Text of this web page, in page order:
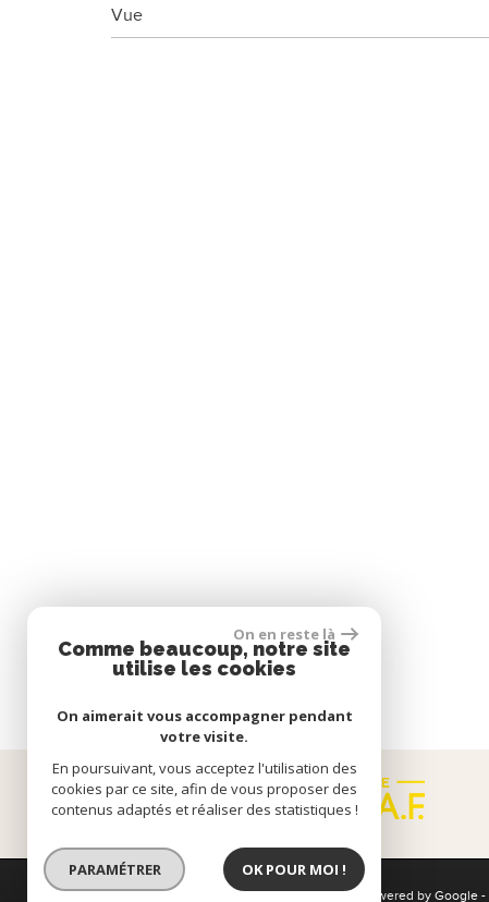
Vue
© 2026 | Tous droits réservés | Traduction powered by Google -
On en reste là
Comme beaucoup, notre site
utilise les cookies
On aimerait vous accompagner pendant
votre visite.
En poursuivant, vous acceptez l'utilisation des
cookies par ce site, afin de vous proposer des
contenus adaptés et réaliser des statistiques !
PARAMÉTRER OK POUR MOI !